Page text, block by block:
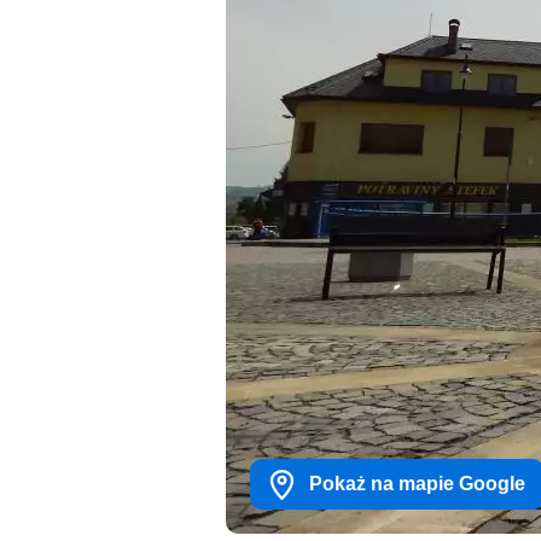
Pokaż na mapie Google